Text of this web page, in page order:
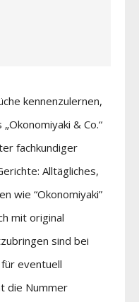
kennenzulernen,
& Co.“
fachkundiger
Alltägliches,
wie “Okonomiyaki”
mit original
sind bei
eventuell
die Nummer